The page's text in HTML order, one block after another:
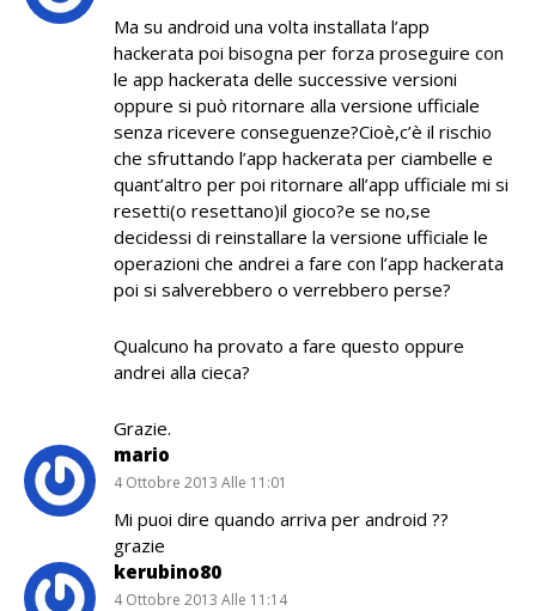
Ma su android una volta installata l’app
hackerata poi bisogna per forza proseguire con
le app hackerata delle successive versioni
oppure si può ritornare alla versione ufficiale
senza ricevere conseguenze?Cioè,c’è il rischio
che sfruttando l’app hackerata per ciambelle e
quant’altro per poi ritornare all’app ufficiale mi si
resetti(o resettano)il gioco?e se no,se
decidessi di reinstallare la versione ufficiale le
operazioni che andrei a fare con l’app hackerata
poi si salverebbero o verrebbero perse?
Qualcuno ha provato a fare questo oppure
andrei alla cieca?
Grazie.
mario
4 Ottobre 2013 Alle 11:01
Mi puoi dire quando arriva per android ??
grazie
kerubino80
4 Ottobre 2013 Alle 11:14